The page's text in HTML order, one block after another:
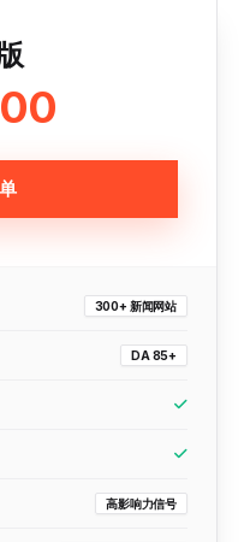
300+ 新闻网站
DA 85+
高影响力信号